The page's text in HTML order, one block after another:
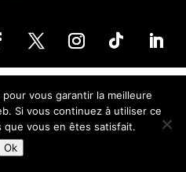
vous garantir la meilleure
Si vous continuez à utiliser ce
vous en êtes satisfait.
Ok